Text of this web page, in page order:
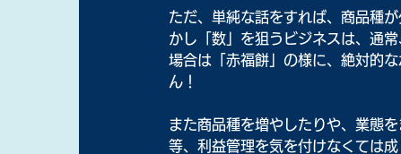
ただ、単純な話をすれば、商品種
かし「数」を狙うビジネスは、通
場合は「赤福餅」の様に、絶対的
ん！
また商品種を増やしたりや、業態
等、利益管理を気を付けなくては成